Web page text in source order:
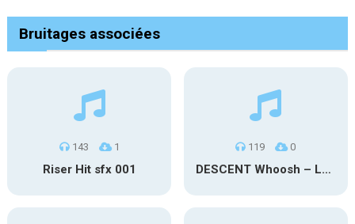
Bruitages associées
143 1
Riser Hit sfx 001
119 0
DESCENT Whoosh – Long